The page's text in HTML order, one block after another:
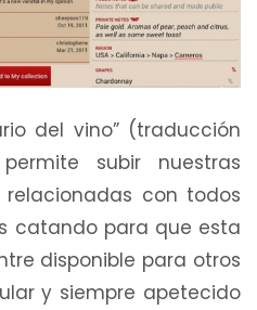
del vino” (traducción
subir nuestras
con todos
catando para que esta
disponible para otros
y siempre apetecido